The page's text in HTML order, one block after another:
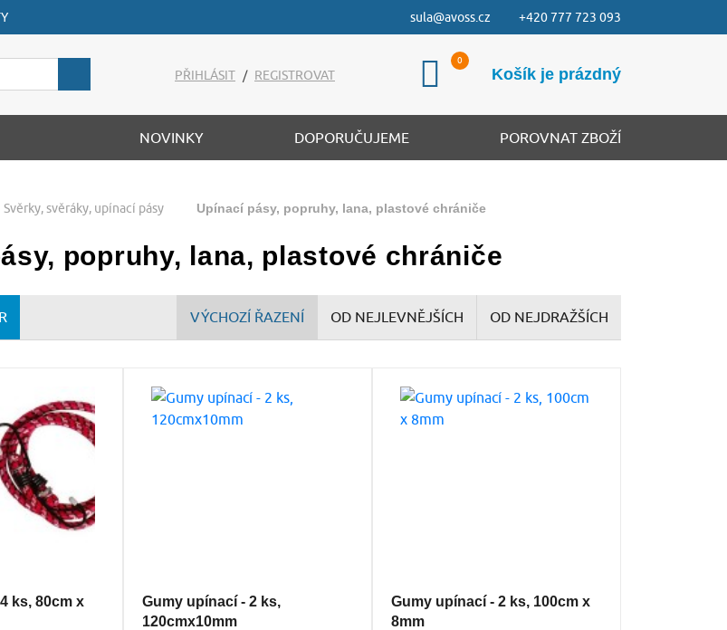
sula@avoss.cz +420 777 723 093
PŘIHLÁSIT / REGISTROVAT Košík je prázdný
NOVINKY DOPORUČUJEME POROVNAT ZBOŽÍ
Svěrky, svěráky, upínací pásy Upínací pásy, popruhy, lana, plastové chrániče
popruhy, lana, plastové chrániče
VÝCHOZÍ ŘAZENÍ OD NEJLEVNĚJŠÍCH OD NEJDRAŽŠÍCH
ks, 80cm x
Gumy upínací - 2 ks,
120cmx10mm
Gumy upínací - 2 ks, 100cm x
8mm